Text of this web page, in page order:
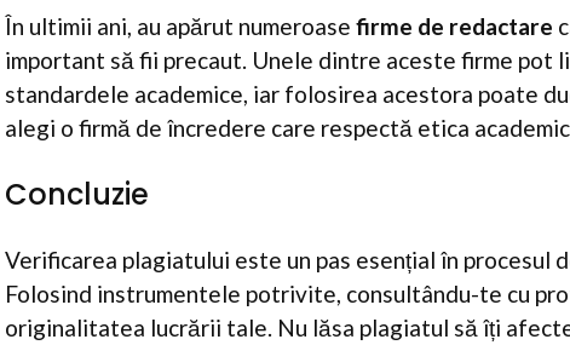
În ultimii ani, au apărut numeroase firme de redactare
important să fii precaut. Unele dintre aceste firme pot
standardele academice, iar folosirea acestora poate
alegi o firmă de încredere care respectă etica
Concluzie
Verificarea plagiatului este un pas esențial în procesul
Folosind instrumentele potrivite, consultându-te cu
originalitatea lucrării tale. Nu lăsa plagiatul să îți